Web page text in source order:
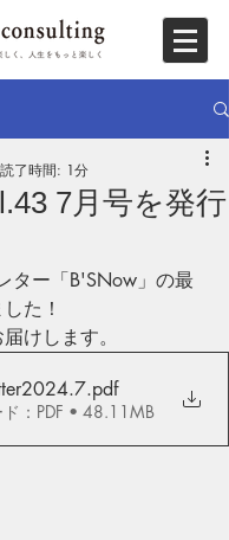
7月号を発行
読了時間: 1分
ター「B'SNow」の最
た！
けします。
.pdf
：PDF • 48.11MB